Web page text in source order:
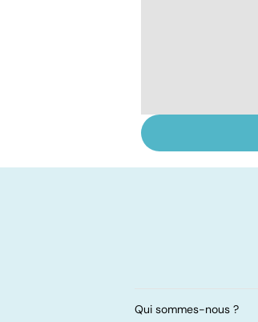
alimentaires :
Qui sommes-nous ?